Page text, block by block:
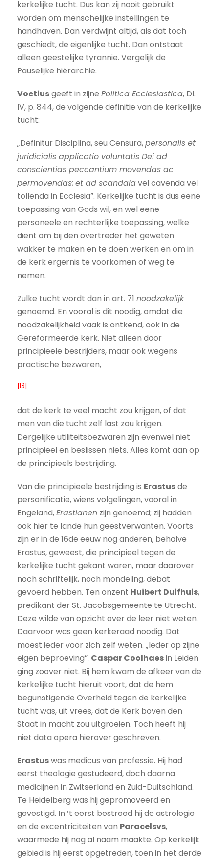
kerkelijke tucht. Dus kan zij nooit gebruikt
worden om menschelijke instellingen te
handhaven. Dan verdwijnt altijd, als dat toch
geschiedt, de eigenlijke tucht. Dan ontstaat
alleen geestelijke tyrannie. Vergelijk de
Pauselijke hiërarchie.
Voetiusgeeft in zijne Politica Ecclesiastica, Dl.
IV, p. 844, de volgende definitie van de kerkelijke
tucht:
„Definitur Disciplina, seu Censura,personalis et
juridicialis applicatio voluntatis Dei ad
conscientias peccantium movendas ac
permovendas; et ad scandalavel cavenda vel
tollenda in Ecclesia”. Kerkelijke tucht is dus eene
toepassing van Gods wil, en wel eene
personeele en rechterlijke toepassing, welke
dient om bij den overtreder het geweten
wakker te maken en te doen werken en om in
de kerk ergernis te voorkomen of weg te
nemen.
Zulke tucht wordt dan in art. 71 noodzakelijk
genoemd. En vooral is dit noodig, omdat die
noodzakelijkheid vaak is ontkend, ook in de
Gereformeerde kerk. Niet alleen door
principieele bestrijders, maar ook wegens
practische bezwaren,
|13|
dat de kerk te veel macht zou krijgen, of dat
men van die tucht zelf last zou krijgen.
Dergelijke utiliteitsbezwaren zijn evenwel niet
principieel en beslissen niets. Alles komt aan op
de principieels bestrijding.
Van die principieele bestrijding is Erastusde
personificatie, wiens volgelingen, vooral in
Engeland,Erastianen zijn genoemd; zij hadden
ook hier te lande hun geestverwanten. Voorts
zijn er in de 16de eeuw nog anderen, behalve
Erastus, geweest, die principieel tegen de
kerkelijke tucht gekant waren, maar daarover
noch schriftelijk, noch mondeling, debat
gevoerd hebben. Ten onzent Huibert Duifhuis,
predikant der St. Jacobsgemeente te Utrecht.
Deze wilde van opzicht over de leer niet weten.
Daarvoor was geen kerkeraad noodig. Dat
moest ieder voor zich zelf weten. „Ieder op zijne
eigen beproeving”. Caspar Coolhaesin Leiden
ging zoover niet. Bij hem kwam de afkeer van de
kerkelijke tucht hieruit voort, dat de hem
begunstigende Overheid tegen de kerkelijke
tucht was, uit vrees, dat de Kerk boven den
Staat in macht zou uitgroeien. Toch heeft hij
niet data opera hierover geschreven.
Erastuswas medicus van professie. Hij had
eerst theologie gestudeerd, doch daarna
medicijnen in Zwitserland en Zuid-Duitschland.
Te Heidelberg was hij gepromoveerd en
gevestigd. In ’t eerst bestreed hij de astrologie
en de excentriciteiten van Paracelsvs,
waarmede hij nog al naam maakte. Op kerkelijk
gebied is hij eerst opgetreden, toen in het derde